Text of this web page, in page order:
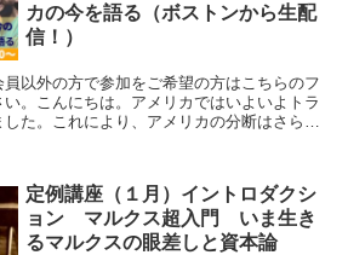
カの今を語る（ボストンから生配
信！）
以外の方で参加をご希望の方はこちらのフ
。こんにちは。アメリカではいよいよトラ
た。これにより、アメリカの分断はさらに
定例講座（１月）イントロダクシ
ョン マルクス超入門 いま生き
るマルクスの眼差しと資本論